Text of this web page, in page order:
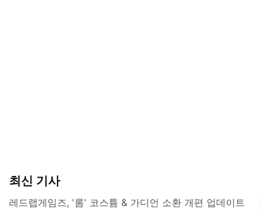
최신 기사
레드랩게임즈, '롬' 코스튬 & 가디언 소환 개편 업데이트